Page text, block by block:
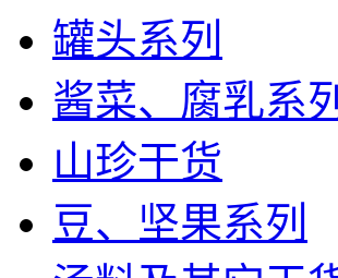
罐头系列
酱菜、腐乳系列
山珍干货
豆、坚果系列